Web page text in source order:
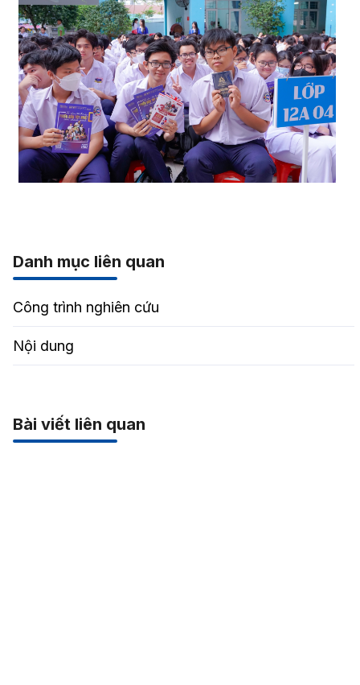
Danh mục liên quan
Công trình nghiên cứu
Nội dung
Bài viết liên quan